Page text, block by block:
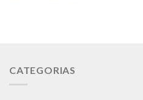
CATEGORIAS